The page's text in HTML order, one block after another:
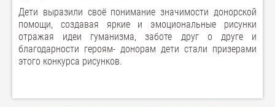
Дети выразили своё понимание значимости донорской
помощи, создавая яркие и эмоциональные рисунки
отражая идеи гуманизма, заботе друг о друге и
благодарности героям- донорам дети стали призерами
этого конкурса рисунков.